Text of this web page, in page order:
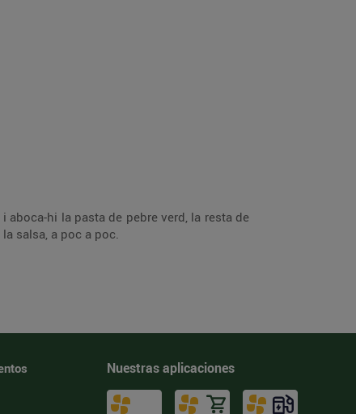
aboca-hi la pasta de pebre verd, la resta de
salsa, a poc a poc.
Nuestras aplicaciones